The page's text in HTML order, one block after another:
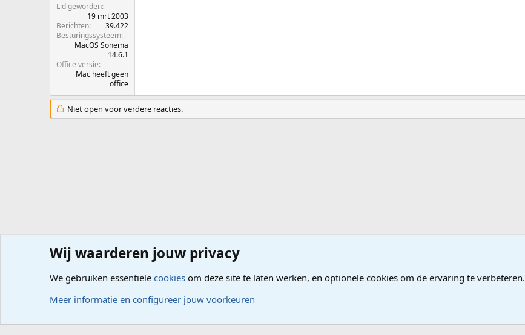
Lid geworden
19 mrt 2003
Berichten
39.422
Besturingssysteem
MacOS Sonema
14.6.1
Office versie
Mac heeft geen
office
Niet open voor verdere reacties.
Forums Computerproblemen Besturingssysteem
Wij waarderen jouw privacy
We gebruiken essentiële cookies om deze site te laten werken, en optionele cookies om de ervaring te verbeteren.
Meer informatie en configureer jouw voorkeuren